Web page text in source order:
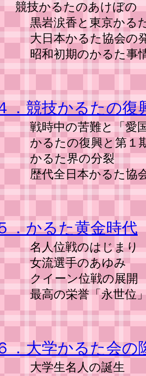
技かるたのあけぼの
黒岩涙香と東京かる
日本かるた協会の
昭和初期のかるた事
．競技かるたの復
時中の苦難と「愛国
かるたの復興と第１期
るた界の分裂
歴代全日本かるた協
．かるた黄金時代
人位戦のはじまり
流選手のあゆみ
イーン位戦の展開
高の栄誉「永世位
．大学かるた会の
大学生名人の誕生